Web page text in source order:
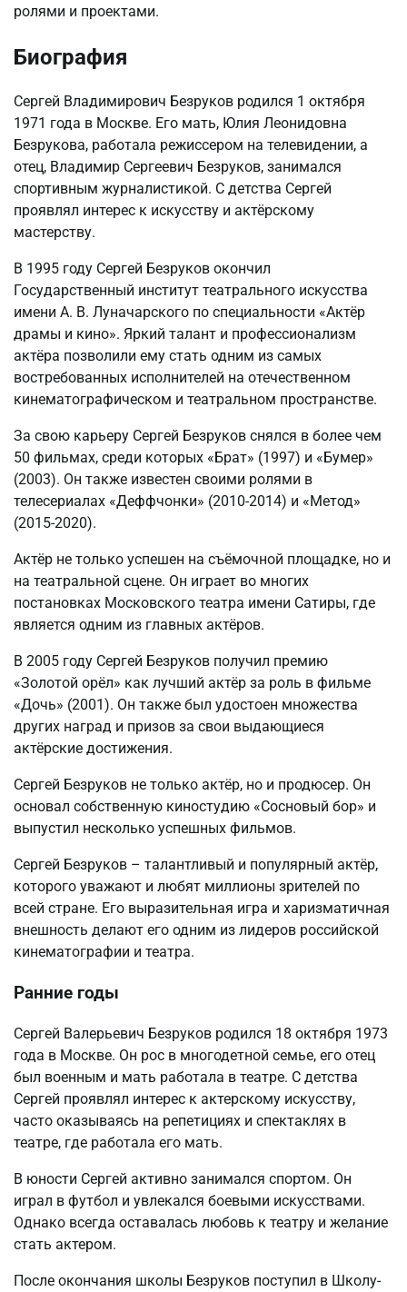
ролями и проектами.
Биография
Сергей Владимирович Безруков родился 1 октября
1971 года в Москве. Его мать, Юлия Леонидовна
Безрукова, работала режиссером на телевидении, а
отец, Владимир Сергеевич Безруков, занимался
спортивным журналистикой. С детства Сергей
проявлял интерес к искусству и актёрскому
мастерству.
В 1995 году Сергей Безруков окончил
Государственный институт театрального искусства
имени А. В. Луначарского по специальности «Актёр
драмы и кино». Яркий талант и профессионализм
актёра позволили ему стать одним из самых
востребованных исполнителей на отечественном
кинематографическом и театральном пространстве.
За свою карьеру Сергей Безруков снялся в более чем
50 фильмах, среди которых «Брат» (1997) и «Бумер»
(2003). Он также известен своими ролями в
телесериалах «Деффчонки» (2010-2014) и «Метод»
(2015-2020).
Актёр не только успешен на съёмочной площадке, но и
на театральной сцене. Он играет во многих
постановках Московского театра имени Сатиры, где
является одним из главных актёров.
В 2005 году Сергей Безруков получил премию
«Золотой орёл» как лучший актёр за роль в фильме
«Дочь» (2001). Он также был удостоен множества
других наград и призов за свои выдающиеся
актёрские достижения.
Сергей Безруков не только актёр, но и продюсер. Он
основал собственную киностудию «Сосновый бор» и
выпустил несколько успешных фильмов.
Сергей Безруков – талантливый и популярный актёр,
которого уважают и любят миллионы зрителей по
всей стране. Его выразительная игра и харизматичная
внешность делают его одним из лидеров российской
кинематографии и театра.
Ранние годы
Сергей Валерьевич Безруков родился 18 октября 1973
года в Москве. Он рос в многодетной семье, его отец
был военным и мать работала в театре. С детства
Сергей проявлял интерес к актерскому искусству,
часто оказываясь на репетициях и спектаклях в
театре, где работала его мать.
В юности Сергей активно занимался спортом. Он
играл в футбол и увлекался боевыми искусствами.
Однако всегда оставалась любовь к театру и желание
стать актером.
После окончания школы Безруков поступил в Школу-